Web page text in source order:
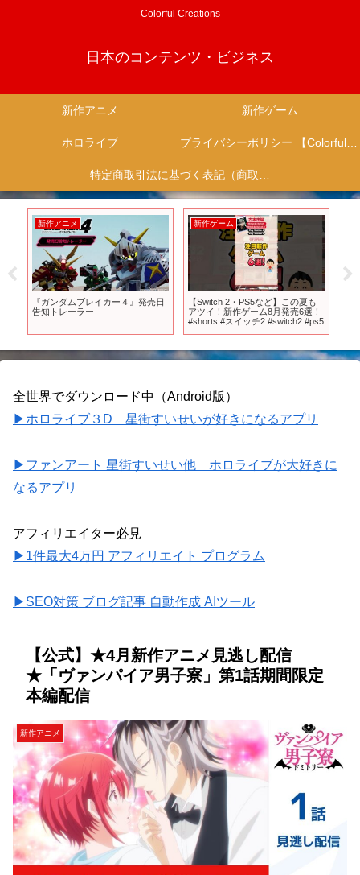
Colorful Creations
日本のコンテンツ・ビジネス
新作アニメ 新作ゲーム
ホロライブ プライバシーポリシー 【Colorful Creation】
特定商取引法に基づく表記（商取引に関する開示）
新作アニメ
『ガンダムブレイカー４』発売日
告知トレーラー
新作ゲーム
【Switch 2・PS5など】この夏も
アツイ！新作ゲーム8月発売6選！
#shorts #スイッチ2 #switch2 #ps5
全世界でダウンロード中（Android版）
▶ホロライブ３D 星街すいせいが好きになるアプリ
▶ファンアート 星街すいせい他 ホロライブが大好きに
なるアプリ
アフィリエイター必見
▶1件最大4万円 アフィリエイト プログラム
▶SEO対策 ブログ記事 自動作成 AIツール
【公式】★4月新作アニメ見逃し配信
★「ヴァンパイア男子寮」第1話期間限定
本編配信
新作アニメ